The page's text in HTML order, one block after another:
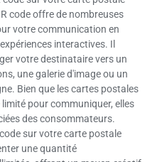
code offre de nombreuses
votre communication en
interactives. Il
votre destinataire vers un
une galerie d'image ou un
Bien que les cartes postales
pour communiquer, elles
des consommateurs.
sur votre carte postale
une quantité